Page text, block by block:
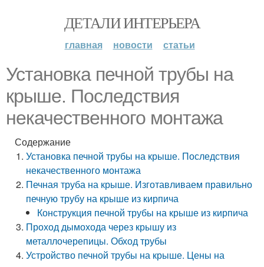
ДЕТАЛИ ИНТЕРЬЕРА
главная новости статьи
Установка печной трубы на
крыше. Последствия
некачественного монтажа
Содержание
Установка печной трубы на крыше. Последствия
некачественного монтажа
Печная труба на крыше. Изготавливаем правильно
печную трубу на крыше из кирпича
Конструкция печной трубы на крыше из кирпича
Проход дымохода через крышу из
металлочерепицы. Обход трубы
Устройство печной трубы на крыше. Цены на